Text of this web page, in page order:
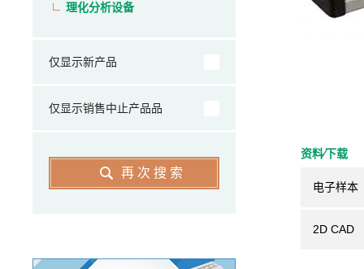
资料⁄下载
电子样本
2D CAD
理化分析设备
仅显示新产品
仅显示销售中止产品品
再次搜索